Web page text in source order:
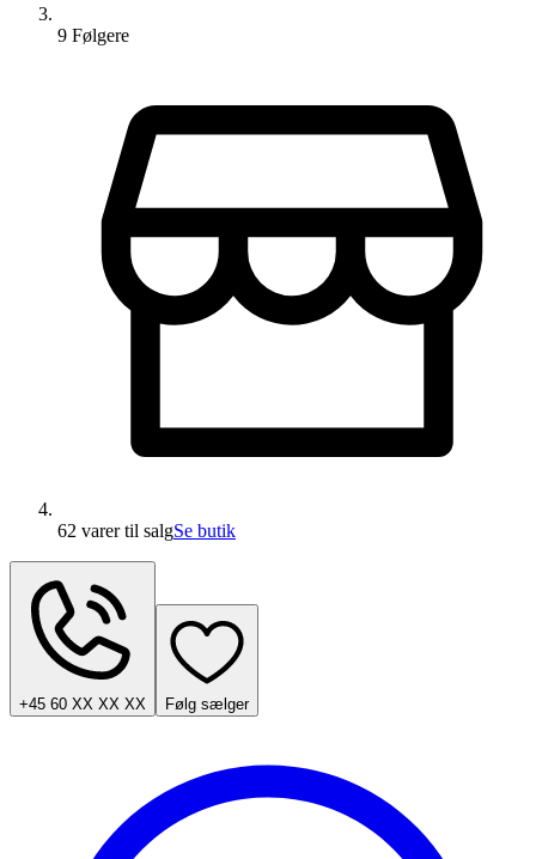
9 Følgere
62 varertil salgSe butik
+45 60 XX XX XX Følg sælger